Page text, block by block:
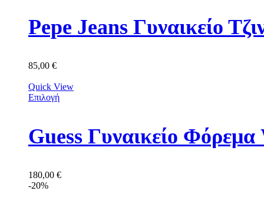
Pepe Jeans Γυναικείο
85,00 €
Quick View
Επιλογή
Guess Γυναικείο
180,00 €
-20%